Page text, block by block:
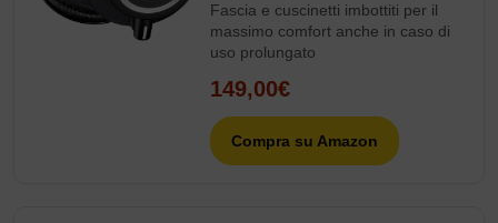
Fascia e cuscinetti imbottiti per il
massimo comfort anche in caso di
uso prolungato
149,00€
Compra su Amazon